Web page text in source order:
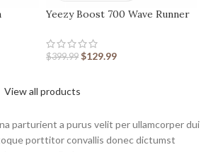
Yeezy Boost 700 Wave Runner
$399.99 $129.99
View all products
parturient a purus velit per ullamcorper dui
porttitor convallis donec dictumst